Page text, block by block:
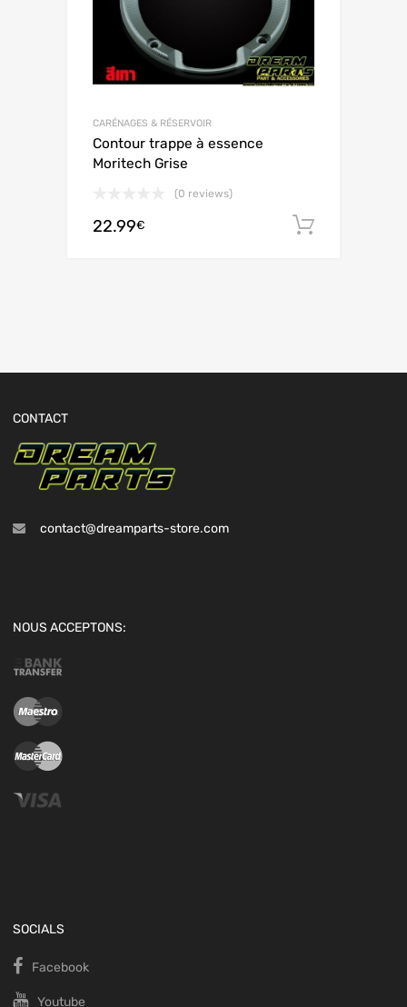
CARÉNAGES & RÉSERVOIR
Contour trappe à essence
Moritech Grise
(0 reviews)
22.99€
CONTACT
contact@dreamparts-store.com
NOUS ACCEPTONS:
SOCIALS
Facebook
Youtube